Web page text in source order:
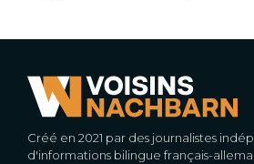
Créé en 2021 par des journalistes
d'informations bilingue français-